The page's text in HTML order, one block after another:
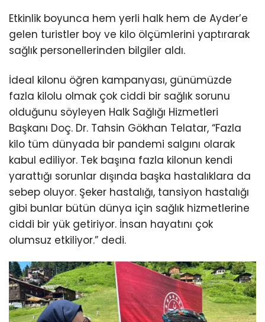
Etkinlik boyunca hem yerli halk hem de Ayder’e
gelen turistler boy ve kilo ölçümlerini yaptırarak
sağlık personellerinden bilgiler aldı.
İdeal kilonu öğren kampanyası, günümüzde
fazla kilolu olmak çok ciddi bir sağlık sorunu
olduğunu söyleyen Halk Sağlığı Hizmetleri
Başkanı Doç. Dr. Tahsin Gökhan Telatar, “Fazla
kilo tüm dünyada bir pandemi salgını olarak
kabul ediliyor. Tek başına fazla kilonun kendi
yarattığı sorunlar dışında başka hastalıklara da
sebep oluyor. Şeker hastalığı, tansiyon hastalığı
gibi bunlar bütün dünya için sağlık hizmetlerine
ciddi bir yük getiriyor. İnsan hayatını çok
olumsuz etkiliyor.” dedi.